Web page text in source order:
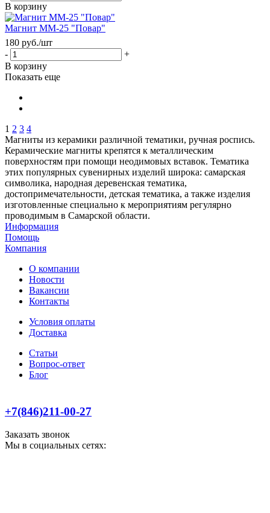
В корзину
Магнит ММ-25 "Повар"
180 руб./шт
-
+
В корзину
Показать еще
1 2 3 4
Магниты из керамики различной тематики, ручная роспись.
Керамические магниты крепятся к металлическим
поверхностям при помощи неодимовых вставок. Тематика
этих популярных сувенирных изделий широка: самарская
символика, народная деревенская тематика,
достопримечательности, детская тематика, а также изделия
изготовленные специально к мероприятиям регулярно
проводимым в Самарской области.
Информация
Помощь
Компания
О компании
Новости
Вакансии
Контакты
Условия оплаты
Доставка
Статьи
Вопрос-ответ
Блог
+7(846)211-00-27
Заказать звонок
Мы в социальных сетях: